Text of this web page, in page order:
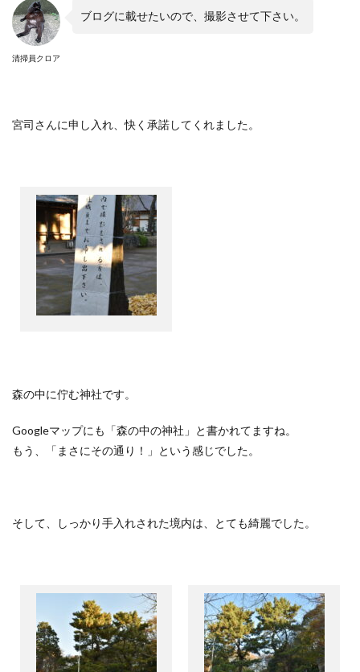
清掃員クロア
ブログに載せたいので、撮影させて下さい。
宮司さんに申し入れ、快く承諾してくれました。
森の中に佇む神社です。
Googleマップにも「森の中の神社」と書かれてますね。
もう、「まさにその通り！」という感じでした。
そして、しっかり手入れされた境内は、とても綺麗でした。